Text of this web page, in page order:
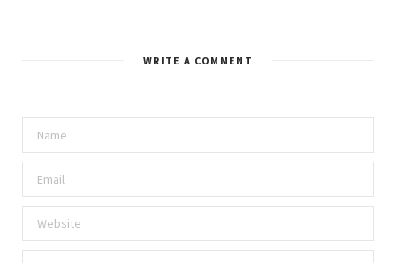
WRITE A COMMENT